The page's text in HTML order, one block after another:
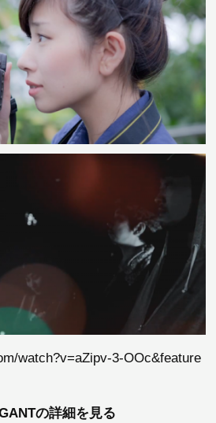
watch?v=aZipv-3-OOc&feature
の詳細を見る